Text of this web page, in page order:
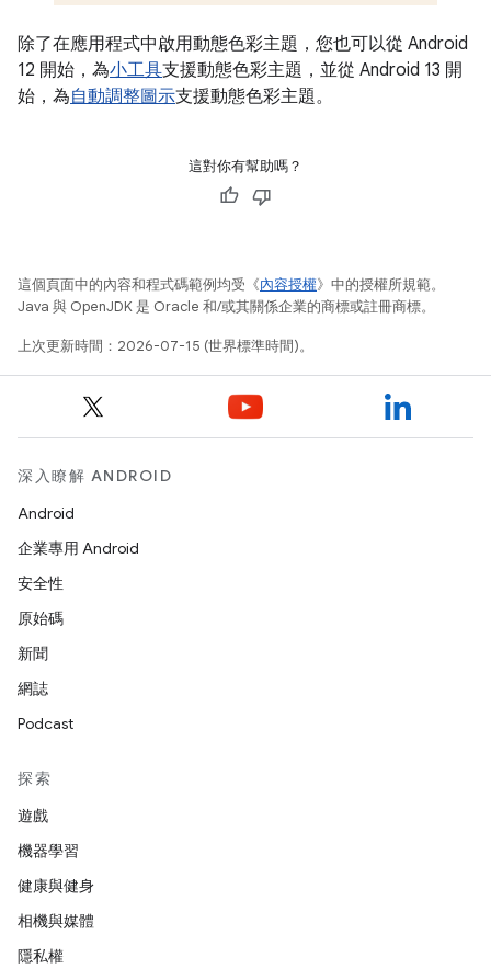
除了在應用程式中啟用動態色彩主題，您也可以從 Android
12 開始，為小工具支援動態色彩主題，並從 Android 13 開
始，為自動調整圖示支援動態色彩主題。
這對你有幫助嗎？
這個頁面中的內容和程式碼範例均受《內容授權》中的授權所規範。
Java 與 OpenJDK 是 Oracle 和/或其關係企業的商標或註冊商標。
上次更新時間：2026-07-15 (世界標準時間)。
深入瞭解 ANDROID
Android
企業專用 Android
安全性
原始碼
新聞
網誌
Podcast
探索
遊戲
機器學習
健康與健身
相機與媒體
隱私權